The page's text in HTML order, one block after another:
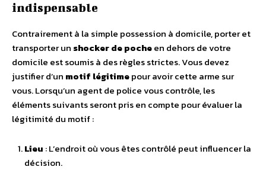
indispensable
Contrairement à la simple possession à domicile, porter et
transporter un shocker de pocheen dehors de votre
domicile est soumis à des règles strictes. Vous devez
justifier d’un motif légitimepour avoir cette arme sur
vous. Lorsqu’un agent de police vous contrôle, les
éléments suivants seront pris en compte pour évaluer la
légitimité du motif :
Lieu : L’endroit où vous êtes contrôlé peut influencer la
décision.